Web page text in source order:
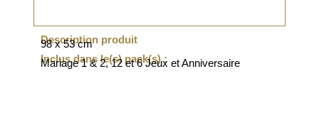
Description produit
98 x 53 cm
Inclus dans le(s) pack(s) :
Mariage 1 & 2, 12 et 6 Jeux et Anniversaire